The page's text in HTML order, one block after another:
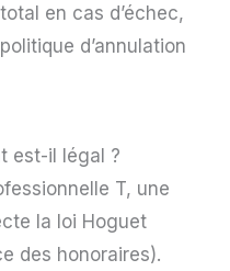
en cas d’échec,
d’annulation
est-il légal ?
T, une
la loi Hoguet
des honoraires).